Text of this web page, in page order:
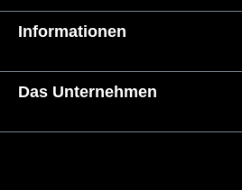
Informationen
Das Unternehmen